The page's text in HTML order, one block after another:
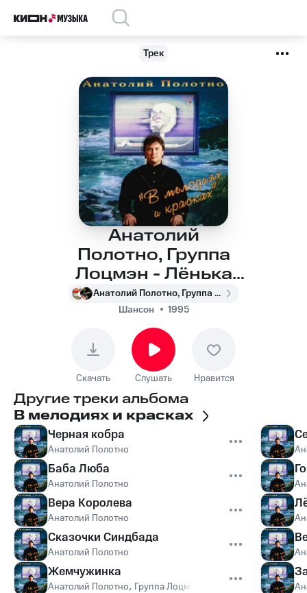
Трек
Анатолий
Полотно, Группа
Лоцмэн - Лёнька
Пантелеев
Анатолий Полотно, Группа Лоцмэн
Шансон
1995
Скачать Слушать Нравится
Другие треки альбома
В мелодиях и красках
Черная кобра
Анатолий Полотно
Баба Люба
Анатолий Полотно
Вера Королева
Анатолий Полотно
Сказочки Синдбада
Анатолий Полотно
Жемчужинка
Анатолий Полотно, Группа Лоцмэн